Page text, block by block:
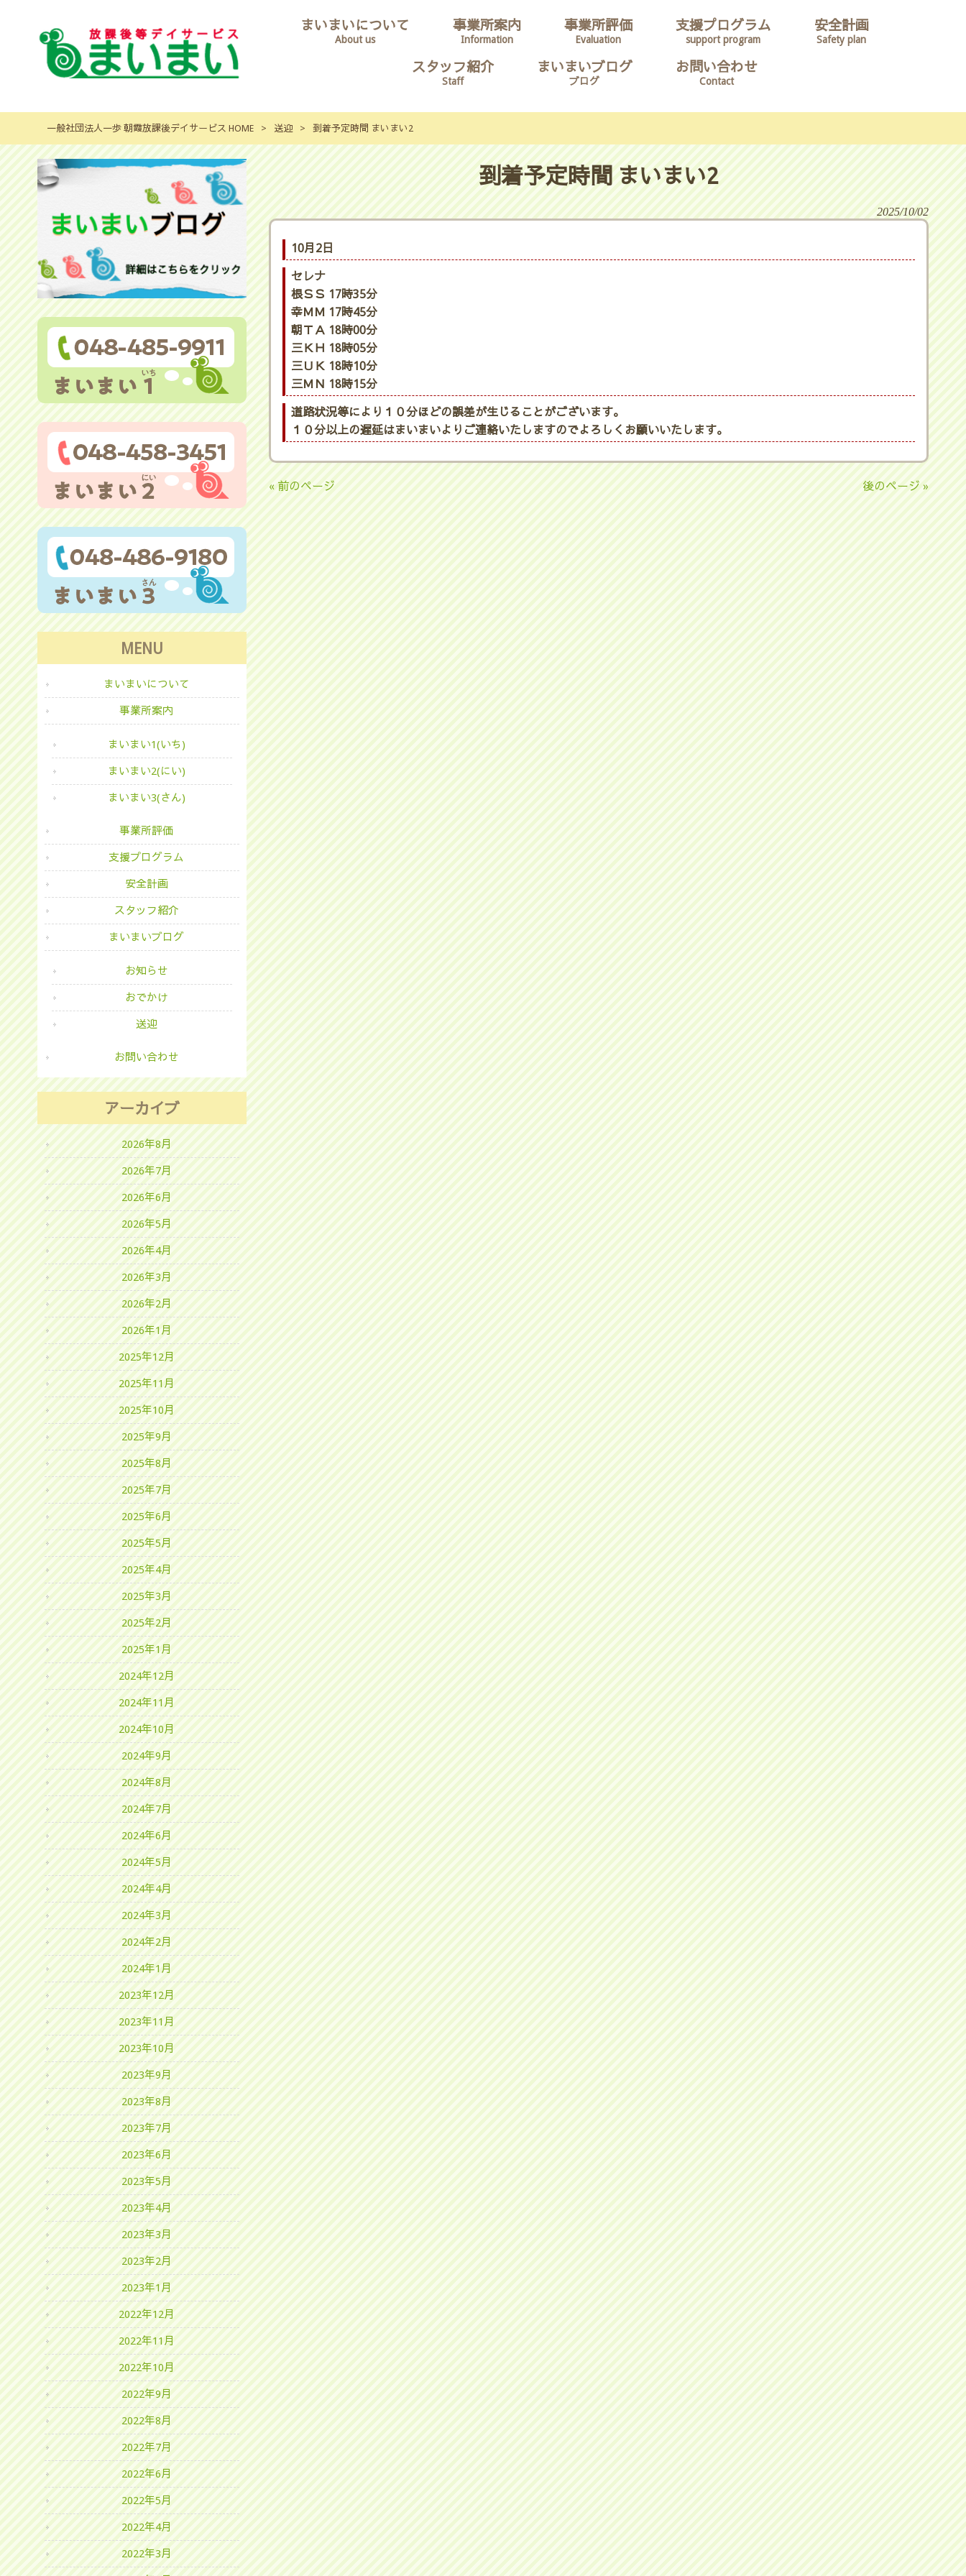
まいまいについて
About us
事業所案内
Information
事業所評価
Evaluation
支援プログラム
support program
安全計画
Safety plan
スタッフ紹介
Staff
まいまいブログ
ブログ
お問い合わせ
Contact
一般社団法人一歩 朝霞放課後デイサービス HOME > 送迎 > 到着予定時間 まいまい2
到着予定時間 まいまい2
2025/10/02
10月2日
セレナ
根ＳＳ 17時35分
幸ＭＭ 17時45分
朝ＴＡ 18時00分
三ＫＨ 18時05分
三ＵＫ 18時10分
三ＭＮ 18時15分
道路状況等により１０分ほどの誤差が生じることがございます。
１０分以上の遅延はまいまいよりご連絡いたしますのでよろしくお願いいたします。
« 前のページ 後のページ »
MENU
まいまいについて
事業所案内
まいまい1(いち)
まいまい2(にい)
まいまい3(さん)
事業所評価
支援プログラム
安全計画
スタッフ紹介
まいまいブログ
お知らせ
おでかけ
送迎
お問い合わせ
アーカイブ
2026年8月
2026年7月
2026年6月
2026年5月
2026年4月
2026年3月
2026年2月
2026年1月
2025年12月
2025年11月
2025年10月
2025年9月
2025年8月
2025年7月
2025年6月
2025年5月
2025年4月
2025年3月
2025年2月
2025年1月
2024年12月
2024年11月
2024年10月
2024年9月
2024年8月
2024年7月
2024年6月
2024年5月
2024年4月
2024年3月
2024年2月
2024年1月
2023年12月
2023年11月
2023年10月
2023年9月
2023年8月
2023年7月
2023年6月
2023年5月
2023年4月
2023年3月
2023年2月
2023年1月
2022年12月
2022年11月
2022年10月
2022年9月
2022年8月
2022年7月
2022年6月
2022年5月
2022年4月
2022年3月